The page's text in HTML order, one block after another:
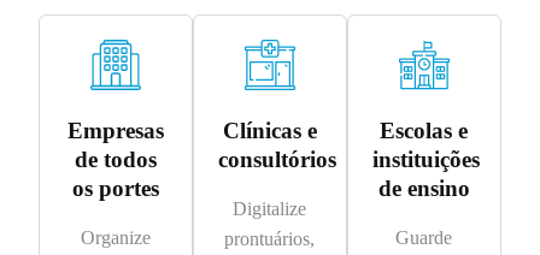
Empresas
de todos
os portes
Organize
Clínicas e
consultórios
Digitalize
prontuários,
Escolas e
instituições
de ensino
Guarde